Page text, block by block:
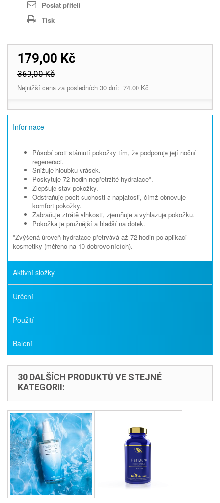
Poslat příteli
Tisk
179,00 Kč
369,00 Kč
Nejnižší cena za posledních 30 dní: 74.00 Kč
Informace
Působí proti stárnutí pokožky tím, že podporuje její noční
regeneraci.
Snižuje hloubku vrásek.
Poskytuje 72 hodin nepřetržité hydratace*.
Zlepšuje stav pokožky.
Odstraňuje pocit suchosti a napjatosti, čímž obnovuje
komfort pokožky.
Zabraňuje ztrátě vlhkosti, zjemňuje a vyhlazuje pokožku.
Pokožka je pružnější a hladší na dotek.
*Zvýšená úroveň hydratace přetrvává až 72 hodin po aplikaci
kosmetiky (měřeno na 10 dobrovolnících).
Aktivní složky
Určení
Použití
Balení
30 DALŠÍCH PRODUKTŮ VE STEJNÉ
KATEGORII: